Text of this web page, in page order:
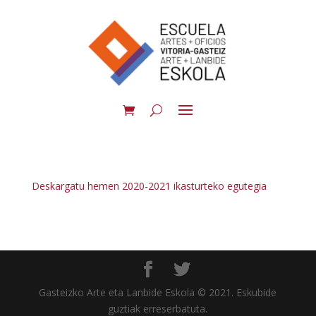
Deskargatu hemen 2020-2021 ikasturteko egutegia
Gasteizko Arte eta Lanbide Eskola © 2021. Eskubide
guztiak erreserbatuta.